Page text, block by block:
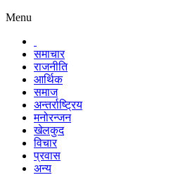
Menu
समाचार
राजनीति
आर्थिक
समाज
अन्तर्राष्ट्रिय
मनोरन्जन
खेलकुद
विचार
प्रवास
अन्य